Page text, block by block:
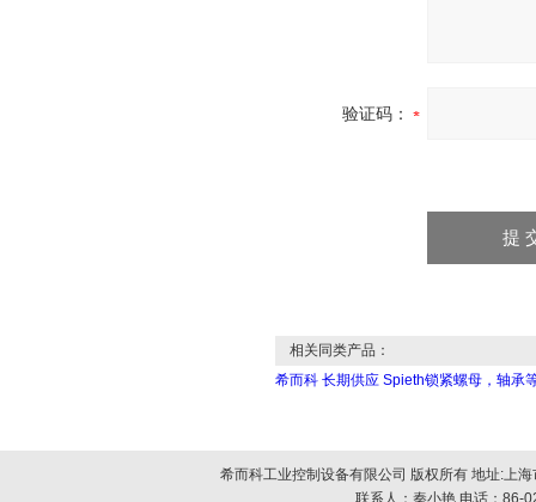
验证码：
相关同类产品：
希而科 长期供应 Spieth锁紧螺母，轴承
希而科工业控制设备有限公司 版权所有 地址:上
联系人：秦小艳 电话：86-